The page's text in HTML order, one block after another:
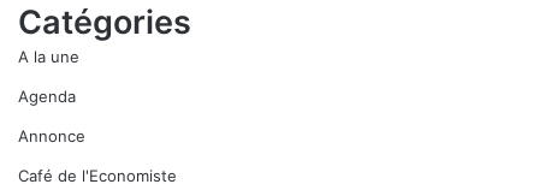
Catégories
A la une
Agenda
Annonce
Café de l'Economiste